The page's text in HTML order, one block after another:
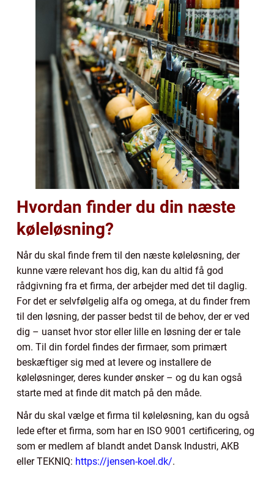
Hvordan finder du din næste
køleløsning?
Når du skal finde frem til den næste køleløsning, der
kunne være relevant hos dig, kan du altid få god
rådgivning fra et firma, der arbejder med det til daglig.
For det er selvfølgelig alfa og omega, at du finder frem
til den løsning, der passer bedst til de behov, der er ved
dig – uanset hvor stor eller lille en løsning der er tale
om. Til din fordel findes der firmaer, som primært
beskæftiger sig med at levere og installere de
køleløsninger, deres kunder ønsker – og du kan også
starte med at finde dit match på den måde.
Når du skal vælge et firma til køleløsning, kan du også
lede efter et firma, som har en ISO 9001 certificering, og
som er medlem af blandt andet Dansk Industri, AKB
eller TEKNIQ: https://jensen-koel.dk/.